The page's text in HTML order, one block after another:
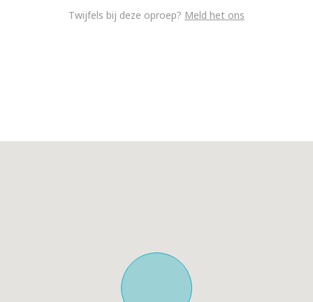
Twijfels bij deze oproep? Meld het ons